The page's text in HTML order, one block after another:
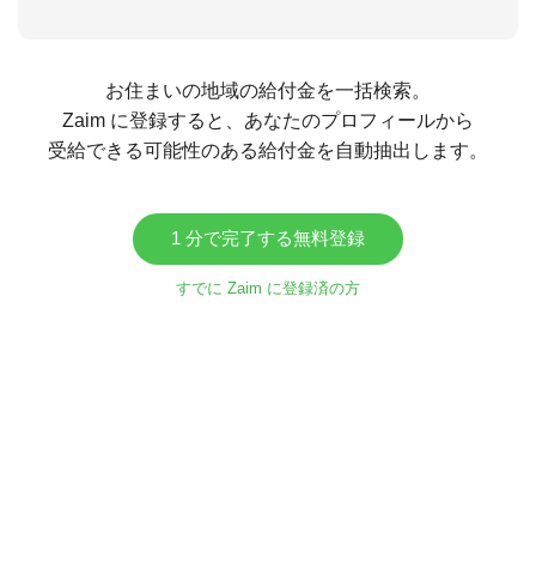
お住まいの地域の給付金を一括検索。
Zaim に登録すると、あなたのプロフィールから
受給できる可能性のある給付金を自動抽出します。
1 分で完了する無料登録
すでに Zaim に登録済の方